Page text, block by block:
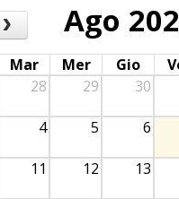
› Ago
Mar Mer Gio
28 29 30
4 5 6
11 12 13